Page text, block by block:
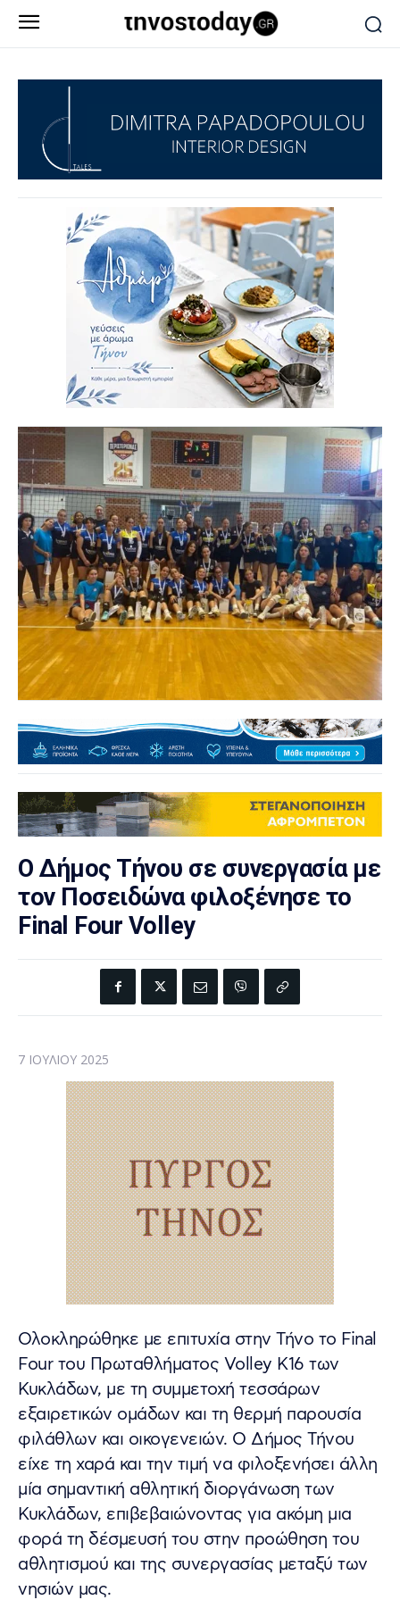
Ο Δήμος Τήνου σε συνεργασία με
τον Ποσειδώνα φιλοξένησε το
Final Four Volley
7 ΙΟΥΛΊΟΥ 2025
Ολοκληρώθηκε με επιτυχία στην Τήνο το Final
Four του Πρωταθλήματος Volley Κ16 των
Κυκλάδων, με τη συμμετοχή τεσσάρων
εξαιρετικών ομάδων και τη θερμή παρουσία
φιλάθλων και οικογενειών. Ο Δήμος Τήνου
είχε τη χαρά και την τιμή να φιλοξενήσει άλλη
μία σημαντική αθλητική διοργάνωση των
Κυκλάδων, επιβεβαιώνοντας για ακόμη μια
φορά τη δέσμευσή του στην προώθηση του
αθλητισμού και της συνεργασίας μεταξύ των
νησιών μας.